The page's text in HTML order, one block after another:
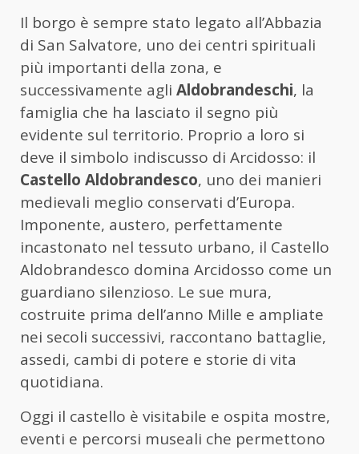
Il borgo è sempre stato legato all’Abbazia
di San Salvatore, uno dei centri spirituali
più importanti della zona, e
successivamente agli Aldobrandeschi, la
famiglia che ha lasciato il segno più
evidente sul territorio. Proprio a loro si
deve il simbolo indiscusso di Arcidosso: il
Castello Aldobrandesco, uno dei manieri
medievali meglio conservati d’Europa.
Imponente, austero, perfettamente
incastonato nel tessuto urbano, il Castello
Aldobrandesco domina Arcidosso come un
guardiano silenzioso. Le sue mura,
costruite prima dell’anno Mille e ampliate
nei secoli successivi, raccontano battaglie,
assedi, cambi di potere e storie di vita
quotidiana.
Oggi il castello è visitabile e ospita mostre,
eventi e percorsi museali che permettono